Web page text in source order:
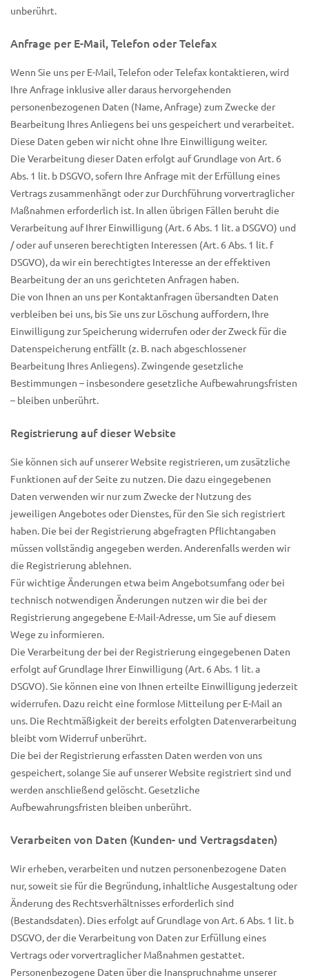
unberührt.
Anfrage per E-Mail, Telefon oder Telefax
Wenn Sie uns per E-Mail, Telefon oder Telefax kontaktieren, wird
Ihre Anfrage inklusive aller daraus hervorgehenden
personenbezogenen Daten (Name, Anfrage) zum Zwecke der
Bearbeitung Ihres Anliegens bei uns gespeichert und verarbeitet.
Diese Daten geben wir nicht ohne Ihre Einwilligung weiter.
Die Verarbeitung dieser Daten erfolgt auf Grundlage von Art. 6
Abs. 1 lit. b DSGVO, sofern Ihre Anfrage mit der Erfüllung eines
Vertrags zusammenhängt oder zur Durchführung vorvertraglicher
Maßnahmen erforderlich ist. In allen übrigen Fällen beruht die
Verarbeitung auf Ihrer Einwilligung (Art. 6 Abs. 1 lit. a DSGVO) und
/ oder auf unseren berechtigten Interessen (Art. 6 Abs. 1 lit. f
DSGVO), da wir ein berechtigtes Interesse an der effektiven
Bearbeitung der an uns gerichteten Anfragen haben.
Die von Ihnen an uns per Kontaktanfragen übersandten Daten
verbleiben bei uns, bis Sie uns zur Löschung auffordern, Ihre
Einwilligung zur Speicherung widerrufen oder der Zweck für die
Datenspeicherung entfällt (z. B. nach abgeschlossener
Bearbeitung Ihres Anliegens). Zwingende gesetzliche
Bestimmungen – insbesondere gesetzliche Aufbewahrungsfristen
– bleiben unberührt.
Registrierung auf dieser Website
Sie können sich auf unserer Website registrieren, um zusätzliche
Funktionen auf der Seite zu nutzen. Die dazu eingegebenen
Daten verwenden wir nur zum Zwecke der Nutzung des
jeweiligen Angebotes oder Dienstes, für den Sie sich registriert
haben. Die bei der Registrierung abgefragten Pflichtangaben
müssen vollständig angegeben werden. Anderenfalls werden wir
die Registrierung ablehnen.
Für wichtige Änderungen etwa beim Angebotsumfang oder bei
technisch notwendigen Änderungen nutzen wir die bei der
Registrierung angegebene E-Mail-Adresse, um Sie auf diesem
Wege zu informieren.
Die Verarbeitung der bei der Registrierung eingegebenen Daten
erfolgt auf Grundlage Ihrer Einwilligung (Art. 6 Abs. 1 lit. a
DSGVO). Sie können eine von Ihnen erteilte Einwilligung jederzeit
widerrufen. Dazu reicht eine formlose Mitteilung per E-Mail an
uns. Die Rechtmäßigkeit der bereits erfolgten Datenverarbeitung
bleibt vom Widerruf unberührt.
Die bei der Registrierung erfassten Daten werden von uns
gespeichert, solange Sie auf unserer Website registriert sind und
werden anschließend gelöscht. Gesetzliche
Aufbewahrungsfristen bleiben unberührt.
Verarbeiten von Daten (Kunden- und Vertragsdaten)
Wir erheben, verarbeiten und nutzen personenbezogene Daten
nur, soweit sie für die Begründung, inhaltliche Ausgestaltung oder
Änderung des Rechtsverhältnisses erforderlich sind
(Bestandsdaten). Dies erfolgt auf Grundlage von Art. 6 Abs. 1 lit. b
DSGVO, der die Verarbeitung von Daten zur Erfüllung eines
Vertrags oder vorvertraglicher Maßnahmen gestattet.
Personenbezogene Daten über die Inanspruchnahme unserer